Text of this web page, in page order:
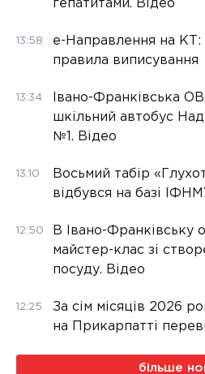
гепатитами. Відео
13:58
е-Направлення на
правила виписування
13:34
Івано-Франківська
шкільний автобус
№1. Відео
13:10
Восьмий табір
відбувся на базі
12:50
В Івано-Франківську
майстер-клас зі
посуду. Відео
12:25
За сім місяців 2026
на Прикарпатті
більше